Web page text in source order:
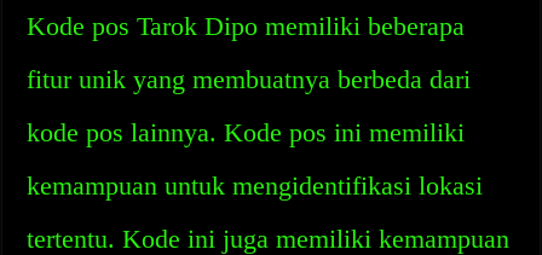
Kode pos Tarok Dipo memiliki beberapa
fitur unik yang membuatnya berbeda dari
kode pos lainnya. Kode pos ini memiliki
kemampuan untuk mengidentifikasi lokasi
tertentu. Kode ini juga memiliki kemampuan